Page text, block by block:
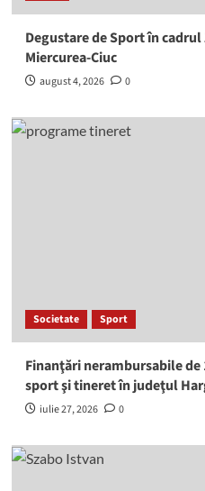
Degustare de Sport în
Miercurea-Ciuc
august 4, 2026 0
Societate Sport
Finanţări nerambursabile
sport şi tineret în judeţul
iulie 27, 2026 0